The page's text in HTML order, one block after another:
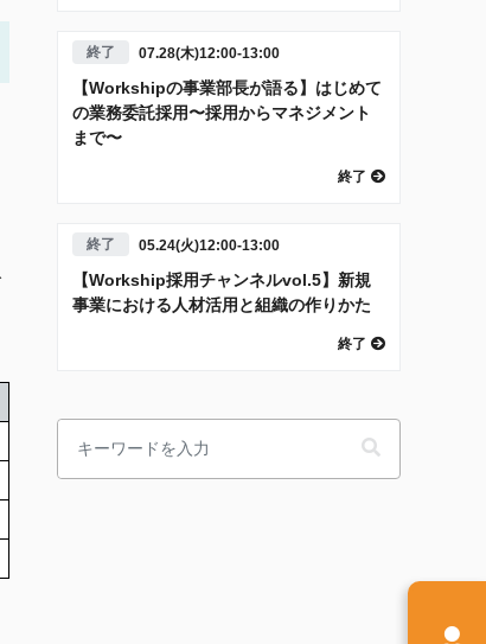
終了 07.28(木)12:00-13:00
【Workshipの事業部長が語る】はじめて
の業務委託採用〜採用からマネジメント
まで〜
終了
終了 05.24(火)12:00-13:00
【Workship採用チャンネルvol.5】新規
事業における人材活用と組織の作りかた
終了